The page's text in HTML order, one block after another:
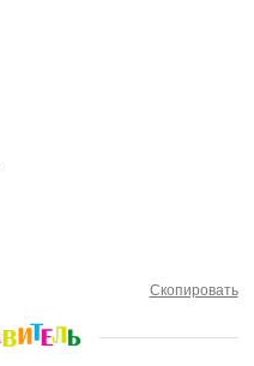
Скопировать